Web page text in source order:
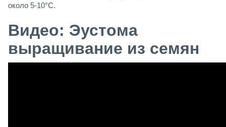
около 5-10°C.
Видео: Эустома
выращивание из семян